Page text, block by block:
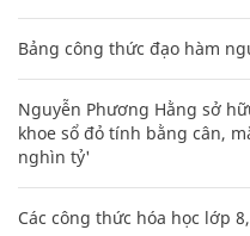
Bảng công thức đạo hàm
Nguyễn Phương Hằng sở
khoe sổ đỏ tính bằng cân,
nghìn tỷ'
Các công thức hóa học lớp